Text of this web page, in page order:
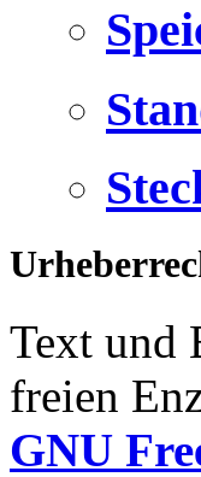
Text und
freien
GNU